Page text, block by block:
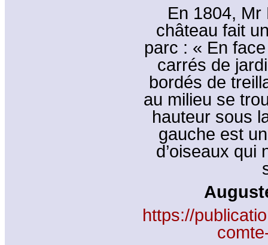
En 1804, Mr
château fait
parc : « En
carrés de
bordés de
au milieu se
hauteur sous
gauche est
d’oiseaux qui
https://